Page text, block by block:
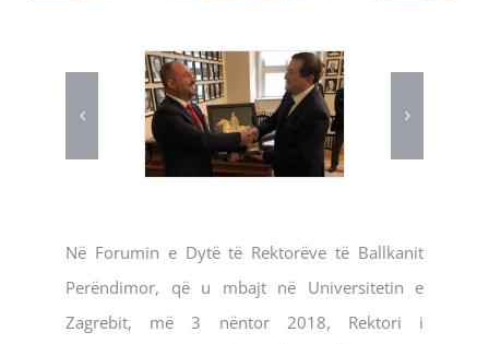
Në Forumin e Dytë të Rektorëve të Ballkanit
Perëndimor, që u mbajt në Universitetin e
Zagrebit, më 3 nëntor 2018, Rektori i